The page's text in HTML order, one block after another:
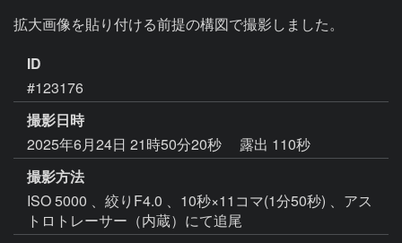
ID
#123176
撮影日時
2025年6月24日 21時50分20秒
露出 110秒
撮影方法
ISO 5000 、絞りF4.0 、10秒×11コマ(1分50秒) 、アス
トロトレーサー（内蔵）にて追尾